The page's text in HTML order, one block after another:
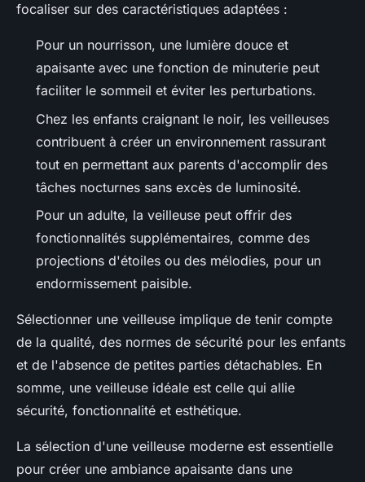
focaliser sur des caractéristiques adaptées :
Pour un nourrisson, une lumière douce et
apaisante avec une fonction de minuterie peut
faciliter le sommeil et éviter les perturbations.
Chez les enfants craignant le noir, les veilleuses
contribuent à créer un environnement rassurant
tout en permettant aux parents d'accomplir des
tâches nocturnes sans excès de luminosité.
Pour un adulte, la veilleuse peut offrir des
fonctionnalités supplémentaires, comme des
projections d'étoiles ou des mélodies, pour un
endormissement paisible.
Sélectionner une veilleuse implique de tenir compte
de la qualité, des normes de sécurité pour les enfants
et de l'absence de petites parties détachables. En
somme, une veilleuse idéale est celle qui allie
sécurité, fonctionnalité et esthétique.
La sélection d'une veilleuse moderne est essentielle
pour créer une ambiance apaisante dans une